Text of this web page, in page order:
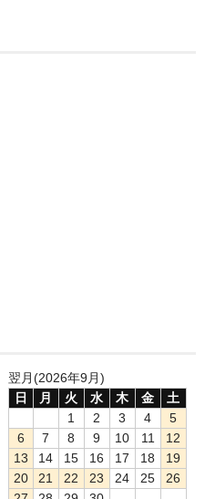
翌月(2026年9月)
日
月 火 水 木 金
土
1
2 3 4
5
6
7 8 9 10 11
12
13
14 15 16 17 18
19
20
21 22 23 24 25
26